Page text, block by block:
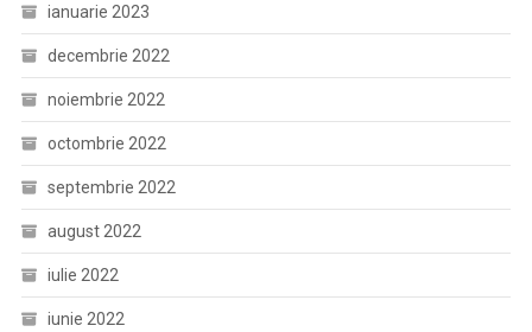
ianuarie 2023
decembrie 2022
noiembrie 2022
octombrie 2022
septembrie 2022
august 2022
iulie 2022
iunie 2022